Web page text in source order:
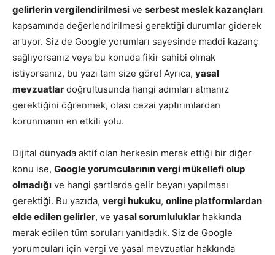
gelirlerin vergilendirilmesi ve serbest meslek kazançları
kapsamında değerlendirilmesi gerektiği durumlar giderek
artıyor. Siz de Google yorumları sayesinde maddi kazanç
sağlıyorsanız veya bu konuda fikir sahibi olmak
istiyorsanız, bu yazı tam size göre! Ayrıca, yasal
mevzuatlar doğrultusunda hangi adımları atmanız
gerektiğini öğrenmek, olası cezai yaptırımlardan
korunmanın en etkili yolu.
Dijital dünyada aktif olan herkesin merak ettiği bir diğer
konu ise, Google yorumcularının vergi mükellefi olup
olmadığı ve hangi şartlarda gelir beyanı yapılması
gerektiği. Bu yazıda, vergi hukuku, online platformlardan
elde edilen gelirler, ve yasal sorumluluklar hakkında
merak edilen tüm soruları yanıtladık. Siz de Google
yorumcuları için vergi ve yasal mevzuatlar hakkında